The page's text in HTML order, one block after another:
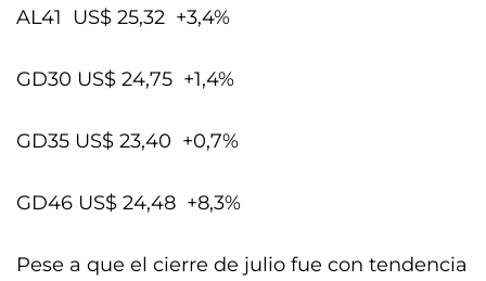
AL41 US$ 25,32 +3,4%
GD30 US$ 24,75 +1,4%
GD35 US$ 23,40 +0,7%
GD46 US$ 24,48 +8,3%
Pese a que el cierre de julio fue con tendencia